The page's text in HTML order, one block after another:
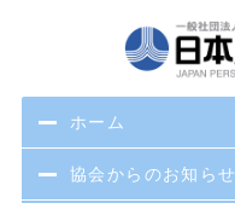
ホーム
協会からのお知らせ